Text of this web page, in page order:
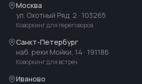
Москва
ул. Охотный Ряд, 2 · 103265
Коворкинг для переговоров
Санкт-Петербург
наб. реки Мойки, 14 · 191186
Коворкинг для встреч
Иваново